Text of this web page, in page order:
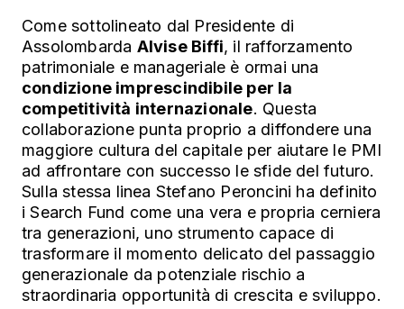
Come sottolineato dal Presidente di
Assolombarda Alvise Biffi, il rafforzamento
patrimoniale e manageriale è ormai una
condizione imprescindibile per la
competitività internazionale. Questa
collaborazione punta proprio a diffondere una
maggiore cultura del capitale per aiutare le PMI
ad affrontare con successo le sfide del futuro.
Sulla stessa linea Stefano Peroncini ha definito
i Search Fund come una vera e propria cerniera
tra generazioni, uno strumento capace di
trasformare il momento delicato del passaggio
generazionale da potenziale rischio a
straordinaria opportunità di crescita e sviluppo.